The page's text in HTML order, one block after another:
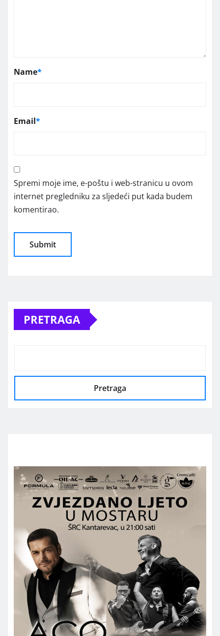
Name*
Email*
Spremi moje ime, e-poštu i web-stranicu u ovom
internet pregledniku za sljedeći put kada budem
komentirao.
PRETRAGA
Pretraga